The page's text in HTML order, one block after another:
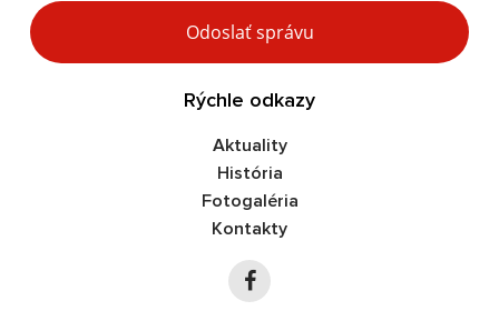
Google reCaptcha Response
Odoslať správu
Rýchle odkazy
Aktuality
História
Fotogaléria
Kontakty